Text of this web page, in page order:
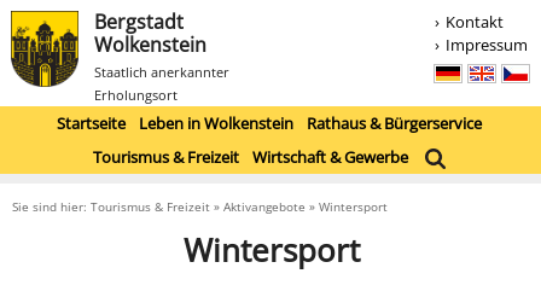
Bergstadt
Wolkenstein
Staatlich anerkannter
Erholungsort
Kontakt
Impressum
Startseite Leben in Wolkenstein
Rathaus & Bürgerservice
Tourismus & Freizeit
Wirtschaft & Gewerbe
Sie sind hier: Tourismus & Freizeit » Aktivangebote » Wintersport
Wintersport